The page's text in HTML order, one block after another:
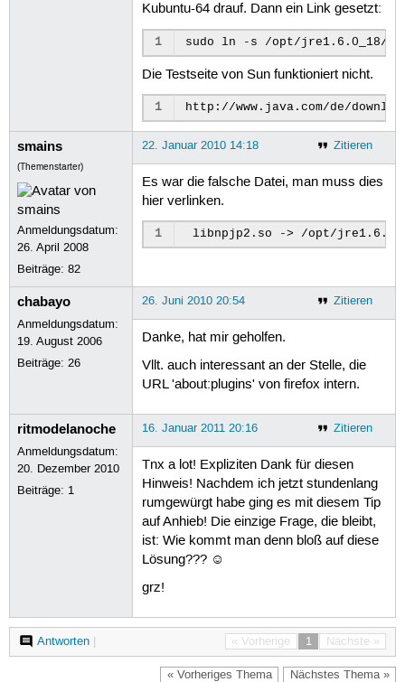
Kubuntu-64 drauf. Dann ein Link gesetzt:
1 sudo ln -s /opt/jre1.6.0_18/
Die Testseite von Sun funktioniert nicht.
1
smains
(Themenstarter)
Anmeldungsdatum:
26. April 2008
Beiträge:82
Zitieren
22. Januar 2010 14:18
Es war die falsche Datei, man muss dies
hier verlinken.
1 libnpjp2.so ->
chabayo
Anmeldungsdatum:
19. August 2006
Beiträge:26
Zitieren
26. Juni 2010 20:54
Danke, hat mir geholfen.
Vllt. auch interessant an der Stelle, die
URL 'about:plugins' von firefox intern.
ritmodelanoche
Anmeldungsdatum:
20. Dezember 2010
Beiträge: 1
Zitieren
16. Januar 2011 20:16
Tnx a lot! Expliziten Dank für diesen
Hinweis! Nachdem ich jetzt stundenlang
rumgewürgt habe ging es mit diesem Tip
auf Anhieb! Die einzige Frage, die bleibt,
ist: Wie kommt man denn bloß auf diese
Lösung??? ☺
grz!
« Vorherige 1 Nächste »
Antworten|
« Vorheriges Thema Nächstes Thema »